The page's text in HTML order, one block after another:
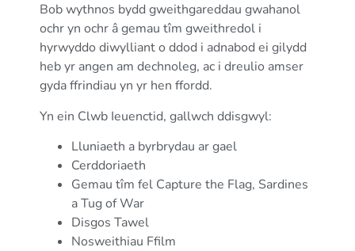
Bob wythnos bydd gweithgareddau gwahanol
ochr yn ochr â gemau tîm gweithredol i
hyrwyddo diwylliant o ddod i adnabod ei gilydd
heb yr angen am dechnoleg, ac i dreulio amser
gyda ffrindiau yn yr hen ffordd.
Yn ein Clwb Ieuenctid, gallwch ddisgwyl:
Lluniaeth a byrbrydau ar gael
Cerddoriaeth
Gemau tîm fel Capture the Flag, Sardines
a Tug of War
Disgos Tawel
Nosweithiau Ffilm